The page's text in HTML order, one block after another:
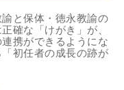
と保体・徳永教諭の
確な「けがき」が、
携ができるようにな
初任者の成長の跡が